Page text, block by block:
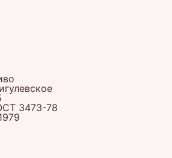
3473-78